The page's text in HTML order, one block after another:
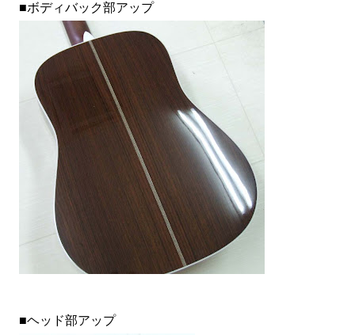
■ボディバック部アップ
■ヘッド部アップ